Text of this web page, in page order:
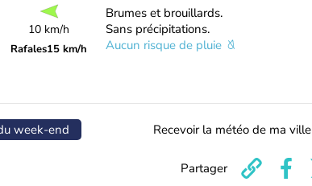
10 km/h
Rafales15 km/h
Brumes et brouillards.
Sans précipitations.
Aucun risque de pluie
week-end Recevoir la météo de ma ville
Partager